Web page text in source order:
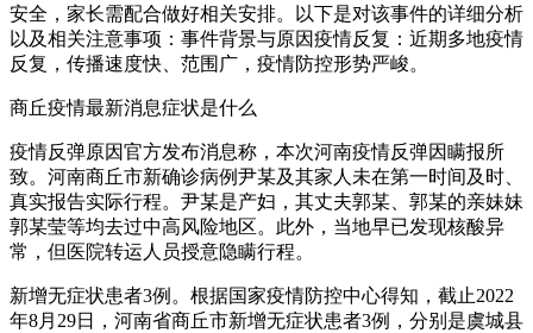
安全，家长需配合做好相关安排。以下是对该事件的详细分析
以及相关注意事项：事件背景与原因疫情反复：近期多地疫情
反复，传播速度快、范围广，疫情防控形势严峻。
商丘疫情最新消息症状是什么
疫情反弹原因官方发布消息称，本次河南疫情反弹因瞒报所
致。河南商丘市新确诊病例尹某及其家人未在第一时间及时、
真实报告实际行程。尹某是产妇，其丈夫郭某、郭某的亲妹妹
郭某莹等均去过中高风险地区。此外，当地早已发现核酸异
常，但医院转运人员授意隐瞒行程。
新增无症状患者3例。根据国家疫情防控中心得知，截止2022
年8月29日，河南省商丘市新增无症状患者3例，分别是虞城县